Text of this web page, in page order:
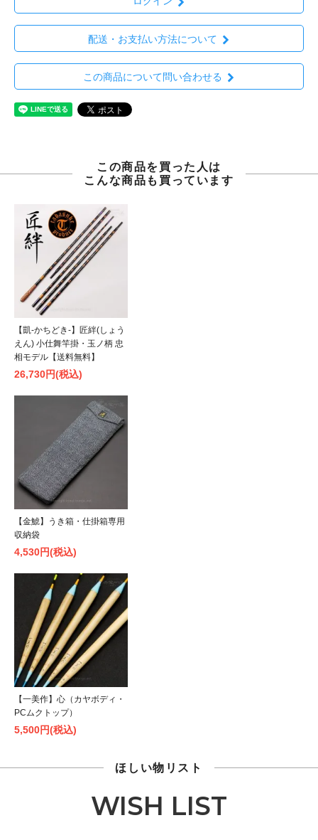
配送・お支払い方法について
この商品について問い合わせる
この商品を買った人は
こんな商品も買っています
【凱-かちどき-】匠絆(しょう
えん) 小仕舞竿掛・玉ノ柄 忠
相モデル【送料無料】
26,730円(税込)
【金鯱】うき箱・仕掛箱専用
収納袋
4,530円(税込)
【一美作】心（カヤボディ・
PCムクトップ）
5,500円(税込)
ほしい物リスト
WISH LIST